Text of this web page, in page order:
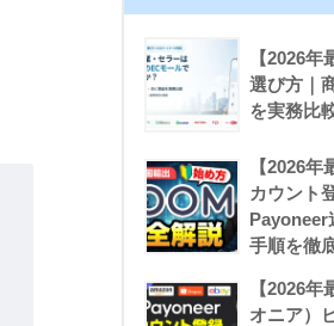
【2026
選び方｜
を実務比
【2026
カウント
Payoneer
手順を徹
【2026
オニア）